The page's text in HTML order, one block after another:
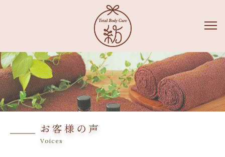
お客様の声
Voices